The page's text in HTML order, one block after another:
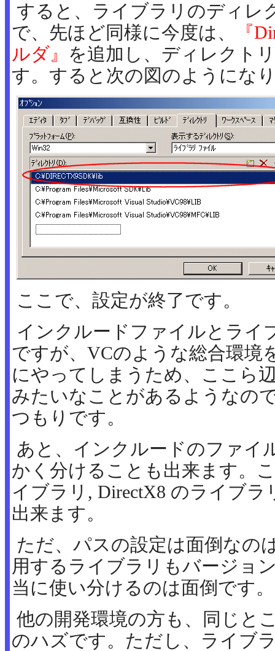
すると、ライブラリのディレ
で、先ほど同様に今度は、
『
ルダ』 を追加し、ディレクト
す。すると次の図のようにな
ここで、設定が終了です。
インクルードファイルとライ
ですが、VCのような総合環境
にやってしまうため、ここら
みたいなことがあるようなの
つもりです。
あと、インクルードのファイ
かく分けることも出来ます。
イブラリ, DirectX8 のライブ
出来ます。
ただ、パスの設定は面倒なの
用するライブラリもバージョ
当に使い分けるのは面倒です。
他の開発環境の方も、同じと
のハズです。ただし、ライブ